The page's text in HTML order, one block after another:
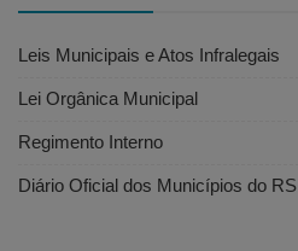
Leis Municipais e Atos Infralegais
Lei Orgânica Municipal
Regimento Interno
Diário Oficial dos Municípios do RS